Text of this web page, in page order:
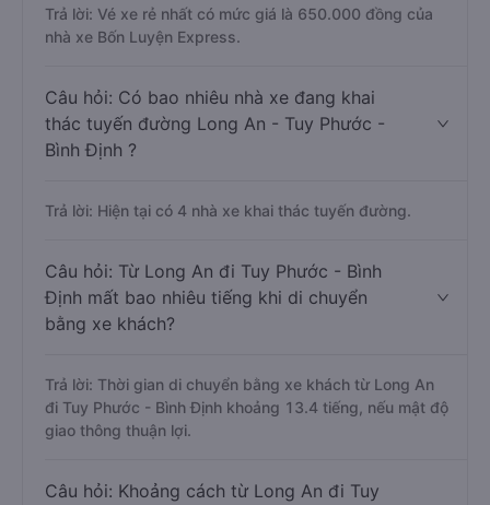
Trả lời: Vé xe rẻ nhất có mức giá là 650.000 đồng của
nhà xe Bốn Luyện Express.
Câu hỏi: Có bao nhiêu nhà xe đang khai
thác tuyến đường Long An - Tuy Phước -
Bình Định ?
Trả lời: Hiện tại có 4 nhà xe khai thác tuyến đường.
Câu hỏi: Từ Long An đi Tuy Phước - Bình
Định mất bao nhiêu tiếng khi di chuyển
bằng xe khách?
Trả lời: Thời gian di chuyển bằng xe khách từ Long An
đi Tuy Phước - Bình Định khoảng 13.4 tiếng, nếu mật độ
giao thông thuận lợi.
Câu hỏi: Khoảng cách từ Long An đi Tuy